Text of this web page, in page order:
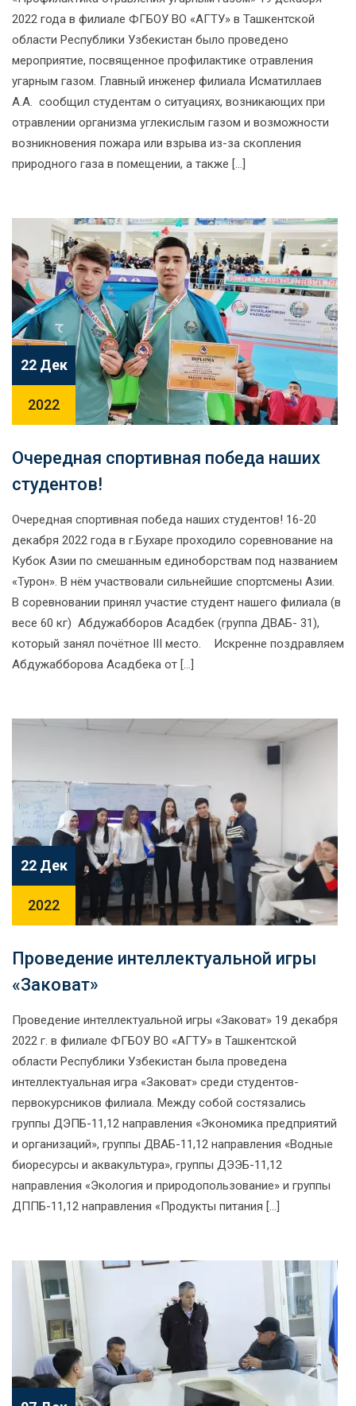
2022 года в филиале ФГБОУ ВО «АГТУ» в Ташкентской
области Республики Узбекистан было проведено
мероприятие, посвященное профилактике отравления
угарным газом. Главный инженер филиала Исматиллаев
А.А. сообщил студентам о ситуациях, возникающих при
отравлении организма углекислым газом и возможности
возникновения пожара или взрыва из-за скопления
природного газа в помещении, а также […]
22 Дек
2022
Очередная спортивная победа наших
студентов!
Очередная спортивная победа наших студентов! 16-20
декабря 2022 года в г.Бухаре проходило соревнование на
Кубок Азии по смешанным единоборствам под названием
«Турон». В нём участвовали сильнейшие спортсмены Азии.
В соревновании принял участие студент нашего филиала (в
весе 60 кг) Абдужабборов Асадбек (группа ДВАБ- 31),
который занял почётное III место. Искренне поздравляем
Абдужабборова Асадбека от […]
22 Дек
2022
Проведение интеллектуальной игры
«Заковат»
Проведение интеллектуальной игры «Заковат» 19 декабря
2022 г. в филиале ФГБОУ ВО «АГТУ» в Ташкентской
области Республики Узбекистан была проведена
интеллектуальная игра «Заковат» среди студентов-
первокурсников филиала. Между собой состязались
группы ДЭПБ-11,12 направления «Экономика предприятий
и организаций», группы ДВАБ-11,12 направления «Водные
биоресурсы и аквакультура», группы ДЭЭБ-11,12
направления «Экология и природопользование» и группы
ДППБ-11,12 направления «Продукты питания […]